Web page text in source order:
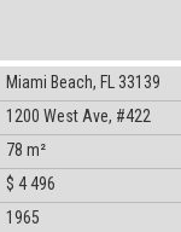
Miami Beach, FL 33139
1200 West Ave, #422
78 m²
$ 4 496
1965